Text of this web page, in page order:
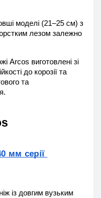
моделі (21–25 см) з
лезом залежно
Arcos виготовлені зі
до корозії та
та
мм серії
із довгим вузьким